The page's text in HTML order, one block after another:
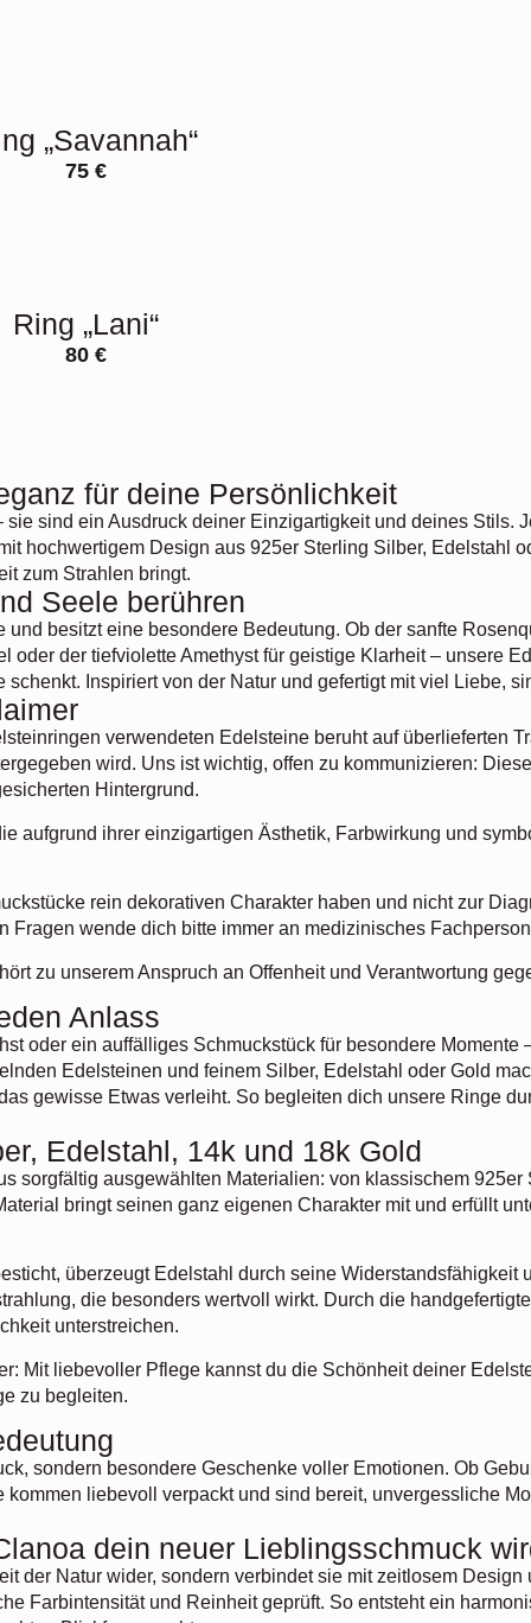
„Savannah“
75 €
Ring „Lani“
80 €
für deine Persönlichkeit
sind ein Ausdruck deiner Einzigartigkeit und deines Stils.
hochwertigem Design aus 925er Sterling Silber, Edelstahl
zum Strahlen bringt.
Seele berühren
besitzt eine besondere Bedeutung. Ob der sanfte
oder der tiefviolette Amethyst für geistige Klarheit – unsere
Inspiriert von der Natur und gefertigt mit viel Liebe,
verwendeten Edelsteine beruht auf überlieferten
wird. Uns ist wichtig, offen zu kommunizieren:
Hintergrund.
aufgrund ihrer einzigartigen Ästhetik, Farbwirkung und
rein dekorativen Charakter haben und nicht zur
Fragen wende dich bitte immer an medizinisches
zu unserem Anspruch an Offenheit und Verantwortung
Anlass
oder ein auffälliges Schmuckstück für besondere
Edelsteinen und feinem Silber, Edelstahl oder Gold
gewisse Etwas verleiht. So begleiten dich unsere Ringe
Edelstahl, 14k und 18k Gold
sorgfältig ausgewählten Materialien: von klassischem
bringt seinen ganz eigenen Charakter mit und erfüllt
überzeugt Edelstahl durch seine Widerstandsfähigkeit
die besonders wertvoll wirkt. Durch die
unterstreichen.
Mit liebevoller Pflege kannst du die Schönheit deiner
zu begleiten.
sondern besondere Geschenke voller Emotionen. Ob
liebevoll verpackt und sind bereit, unvergessliche
dein neuer Lieblingsschmuck
der Natur wider, sondern verbindet sie mit zeitlosem
Farbintensität und Reinheit geprüft. So entsteht ein